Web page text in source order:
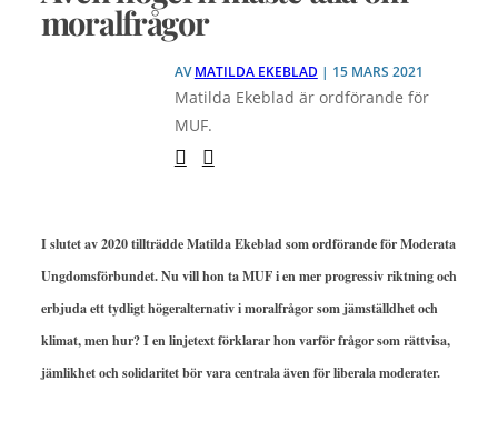
moralfrågor
AVMATILDA EKEBLAD | 15 MARS 2021
Matilda Ekeblad är ordförande för
MUF.
I slutet av 2020 tillträdde Matilda Ekeblad som ordförande för Moderata
Ungdomsförbundet. Nu vill hon ta MUF i en mer progressiv riktning och
erbjuda ett tydligt högeralternativ i moralfrågor som jämställdhet och
klimat, men hur? I en linjetext förklarar hon varför frågor som rättvisa,
jämlikhet och solidaritet bör vara centrala även för liberala moderater.